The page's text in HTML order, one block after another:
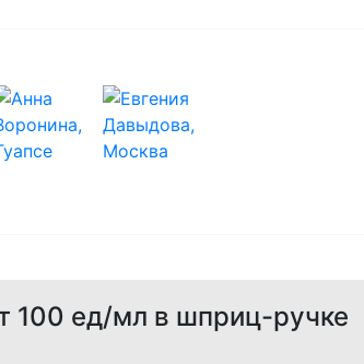
100 ед/мл в шприц-ручке